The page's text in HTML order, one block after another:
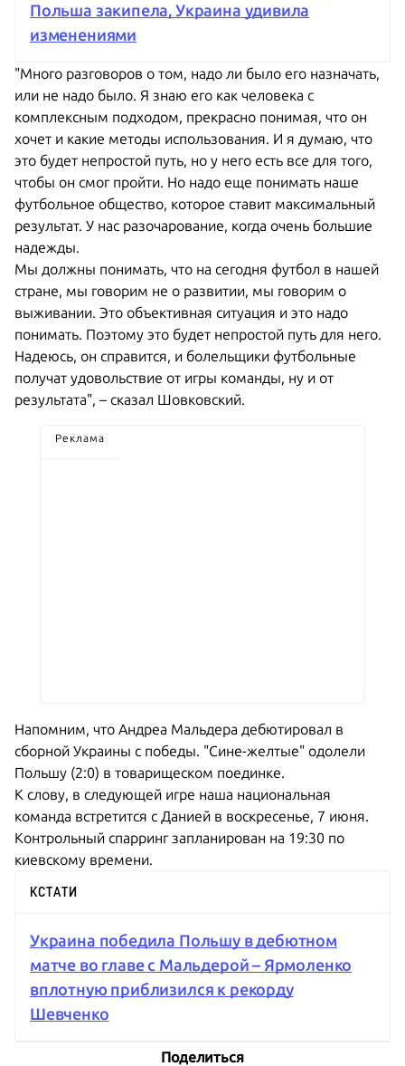
Польша закипела, Украина удивила
изменениями
"Много разговоров о том, надо ли было его назначать,
или не надо было. Я знаю его как человека с
комплексным подходом, прекрасно понимая, что он
хочет и какие методы использования. И я думаю, что
это будет непростой путь, но у него есть все для того,
чтобы он смог пройти. Но надо еще понимать наше
футбольное общество, которое ставит максимальный
результат. У нас разочарование, когда очень большие
надежды.
Мы должны понимать, что на сегодня футбол в нашей
стране, мы говорим не о развитии, мы говорим о
выживании. Это объективная ситуация и это надо
понимать. Поэтому это будет непростой путь для него.
Надеюсь, он справится, и болельщики футбольные
получат удовольствие от игры команды, ну и от
результата", – сказал Шовковский.
Реклама
Напомним, что Андреа Мальдера дебютировал в
сборной Украины с победы. "Сине-желтые" одолели
Польшу (2:0) в товарищеском поединке.
К слову, в следующей игре наша национальная
команда встретится с Данией в воскресенье, 7 июня.
Контрольный спарринг запланирован на 19:30 по
киевскому времени.
КСТАТИ
Украина победила Польшу в дебютном
матче во главе с Мальдерой – Ярмоленко
вплотную приблизился к рекорду
Шевченко
Поделиться